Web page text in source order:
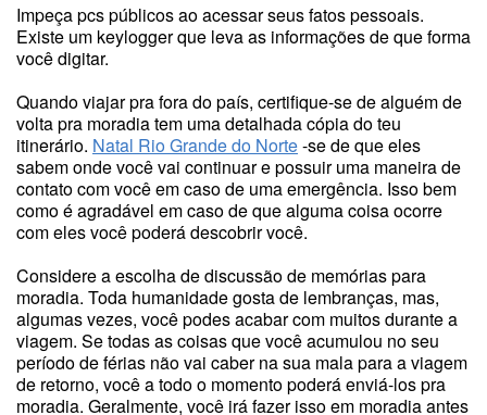
Impeça pcs públicos ao acessar seus fatos pessoais.
Existe um keylogger que leva as informações de que forma
você digitar.
Quando viajar pra fora do país, certifique-se de alguém de
volta pra moradia tem uma detalhada cópia do teu
itinerário. Natal Rio Grande do Norte-se de que eles
sabem onde você vai continuar e possuir uma maneira de
contato com você em caso de uma emergência. Isso bem
como é agradável em caso de que alguma coisa ocorre
com eles você poderá descobrir você.
Considere a escolha de discussão de memórias para
moradia. Toda humanidade gosta de lembranças, mas,
algumas vezes, você podes acabar com muitos durante a
viagem. Se todas as coisas que você acumulou no seu
período de férias não vai caber na sua mala para a viagem
de retorno, você a todo o momento poderá enviá-los pra
moradia. Geralmente, você irá fazer isso em moradia antes